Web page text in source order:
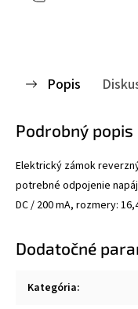
Popis
Podrobný popis
Elektrický zámok
potrebné odpojenie
DC / 200 mA, rozmery:
Dodatočné
Kategória: